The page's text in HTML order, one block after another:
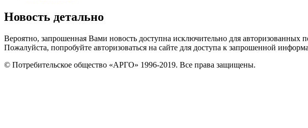
Новость детально
Вероятно, запрошенная Вами новость доступна исключительно для авторизованных
Пожалуйста, попробуйте авторизоваться на сайте для доступа к запрошенной
© Потребительское общество «АРГО» 1996-2019. Все права защищены.